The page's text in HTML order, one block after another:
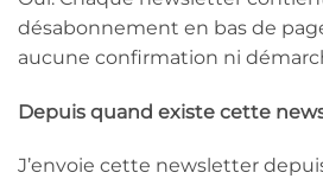
désabonnement en bas de
aucune confirmation ni
Depuis quand existe cette
J’envoie cette newsletter